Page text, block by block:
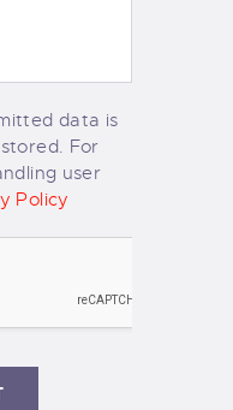
data is
For
user
Policy